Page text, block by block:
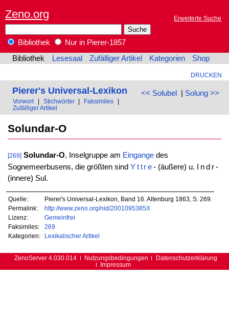
Zeno.org Erweiterte Suche
Bibliothek
Nur in Pierer-1857
Bibliothek
Lesesaal Zufälliger Artikel Kategorien Shop
DRUCKEN
<< Solubel| Solung >>
Pierer's Universal-Lexikon
Vorwort Stichwörter Faksimiles
Zufälliger Artikel
Solundar-O
[269] Solundar-O, Inselgruppe am Eingangedes
Sognemeerbusens, die größten sind Yttre- (äußere) u. Indr-
(innere) Sul.
Quelle:
Pierer's Universal-Lexikon, Band 16. Altenburg 1863, S. 269.
Permalink:
http://www.zeno.org/nid/2001095385X
Lizenz:
Gemeinfrei
Faksimiles:
269
Kategorien:
Lexikalischer Artikel
ZenoServer 4.030.014 Nutzungsbedingungen
Datenschutzerklärung
Impressum